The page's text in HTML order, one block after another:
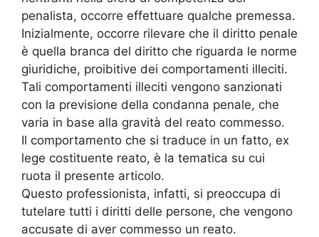
penalista, occorre effettuare qualche premessa.
Inizialmente, occorre rilevare che il diritto penale
è quella branca del diritto che riguarda le norme
giuridiche, proibitive dei comportamenti illeciti.
Tali comportamenti illeciti vengono sanzionati
con la previsione della condanna penale, che
varia in base alla gravità del reato commesso.
Il comportamento che si traduce in un fatto, ex
lege costituente reato, è la tematica su cui
ruota il presente articolo.
Questo professionista, infatti, si preoccupa di
tutelare tutti i diritti delle persone, che vengono
accusate di aver commesso un reato.